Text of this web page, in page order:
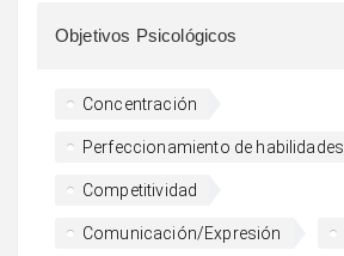
Objetivos Psicológicos
Concentración
Perfeccionamiento de habilidades
Competitividad
Comunicación/Expresión